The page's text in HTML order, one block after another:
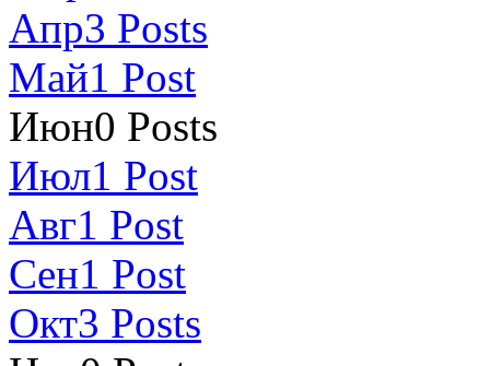
Апр3 Posts
Май1 Post
Июн0 Posts
Июл1 Post
Авг1 Post
Сен1 Post
Окт3 Posts